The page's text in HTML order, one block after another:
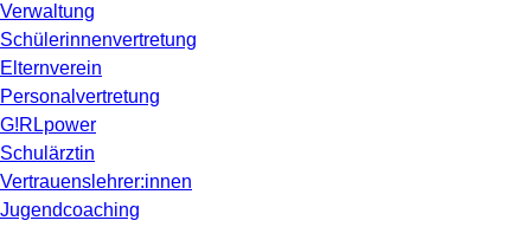
Verwaltung
Schülerinnenvertretung
Elternverein
Personalvertretung
G!RLpower
Schulärztin
Vertrauenslehrer:innen
Jugendcoaching